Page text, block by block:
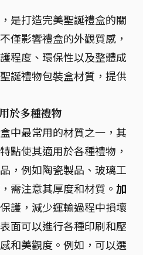
是打造完美聖誕禮盒的關
僅影響禮盒的外觀質感，
程度、環保性以及整體成
誕禮物包裝盒材質，提供
於多種禮物
中最常用的材質之一，其
點使其適用於各種禮物，
，例如陶瓷製品、玻璃工
需注意其厚度和材質。 加
護，減少運輸過程中損壞
面可以進行各種印刷和壓
和美觀度。例如，可以選